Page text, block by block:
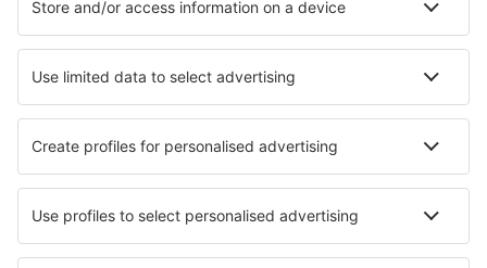
Le migliori sistemazioni - città
Pernottamenti in Hamilton Pernottamenti in Plat
Pernottamenti San Possidonio Pernottamenti in Pockau
Pernottamenti in Normal Pernottamenti in Valinhos